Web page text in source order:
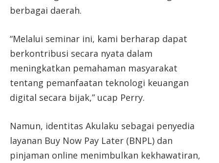
berbagai daerah.
“Melalui seminar ini, kami berharap dapat
berkontribusi secara nyata dalam
meningkatkan pemahaman masyarakat
tentang pemanfaatan teknologi keuangan
digital secara bijak,” ucap Perry.
Namun, identitas Akulaku sebagai penyedia
layanan Buy Now Pay Later (BNPL) dan
pinjaman online menimbulkan kekhawatiran,